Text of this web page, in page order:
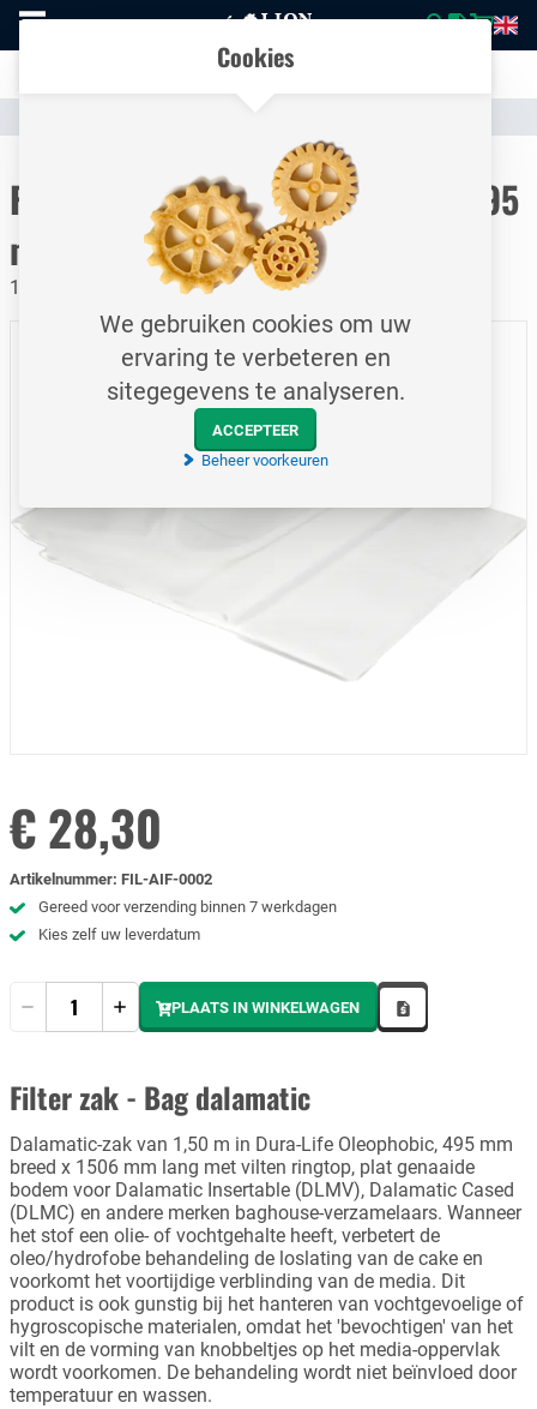
Naar
homepage
Transparante communicatie over kosten en verzendstatus
Filter zak / Bag dalamatic / W 495
mm X L 1506 mm
1.50 M Dura-life Oleophobic
€ 28,30
Artikelnummer: FIL-AIF-0002
Gereed voor verzending binnen 7 werkdagen
Kies zelf uw leverdatum
PLAATS IN WINKELWAGEN
Filter zak - Bag dalamatic
Dalamatic-zak van 1,50 m in Dura-Life Oleophobic, 495 mm
breed x 1506 mm lang met vilten ringtop, plat genaaide
bodem voor Dalamatic Insertable (DLMV), Dalamatic Cased
(DLMC) en andere merken baghouse-verzamelaars. Wanneer
het stof een olie- of vochtgehalte heeft, verbetert de
oleo/hydrofobe behandeling de loslating van de cake en
voorkomt het voortijdige verblinding van de media. Dit
product is ook gunstig bij het hanteren van vochtgevoelige of
hygroscopische materialen, omdat het 'bevochtigen' van het
vilt en de vorming van knobbeltjes op het media-oppervlak
wordt voorkomen. De behandeling wordt niet beïnvloed door
temperatuur en wassen.
Cookies
We gebruiken cookies om uw
ervaring te verbeteren en
sitegegevens te analyseren.
ACCEPTEER
Beheer voorkeuren